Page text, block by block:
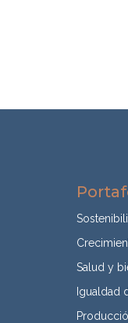
Salud y
Igualdad